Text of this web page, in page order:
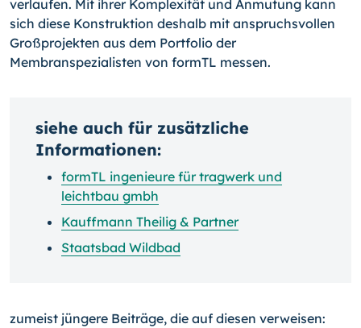
verlaufen. Mit ihrer Komplexität und Anmutung kann
sich diese Konstruktion des­halb mit anspruchsvollen
Großprojekten aus dem Portfolio der
Membranspezialisten von formTL messen.
siehe auch für zusätzliche
Informationen:
formTL ingenieure für tragwerk und
leichtbau gmbh
Kauffmann Thei­lig & Partner
Staatsbad Wildbad
zumeist jüngere Beiträge, die auf diesen verweisen: